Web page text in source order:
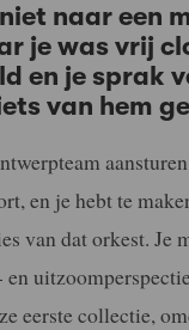
naar een
je was vrij
en je sprak
van hem
en je hebt te
van dat orkest. Je
eerste collectie,